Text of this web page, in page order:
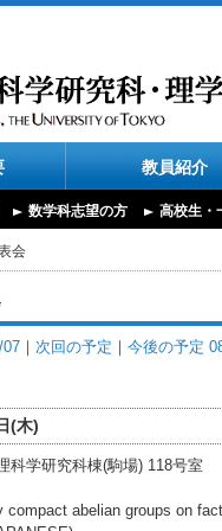
教員紹介
数学科志望の方 高校生・
会
07 ｜ 次回の予定 ｜ 今後の予定
(木)
科学研究科棟(駒場) 118号室
abelian groups on